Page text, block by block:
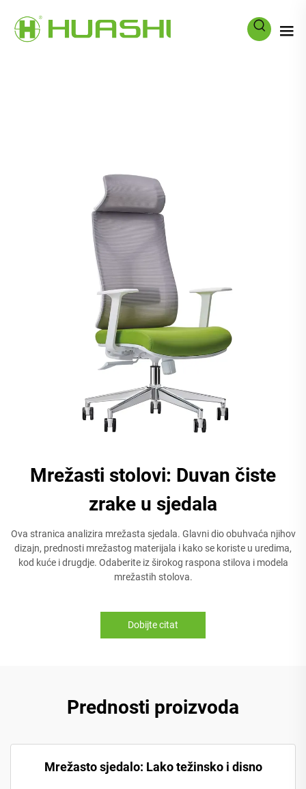
Mrežasti stolovi: Duvan čiste
zrake u sjedala
Ova stranica analizira mrežasta sjedala. Glavni dio obuhvaća njihov
dizajn, prednosti mrežastog materijala i kako se koriste u uredima,
kod kuće i drugdje. Odaberite iz širokog raspona stilova i modela
mrežastih stolova.
Dobijte citat
Prednosti proizvoda
Mrežasto sjedalo: Lako težinsko i disno